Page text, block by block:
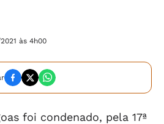
às 4h00
foi condenado, pela 17ª